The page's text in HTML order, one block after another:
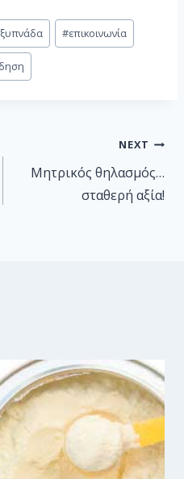
#επικοινωνία
NEXT
Μητρικός θηλασμός…
σταθερή αξία!